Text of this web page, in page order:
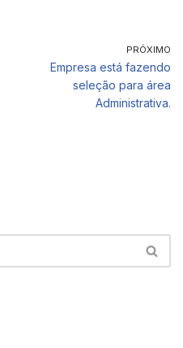
PRÓXIMO
Empresa está fazendo
seleção para área
Administrativa.